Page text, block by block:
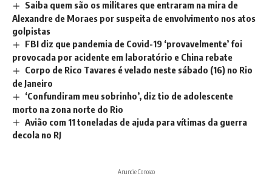
Saiba quem são os militares que entraram na mira de
Alexandre de Moraes por suspeita de envolvimento nos atos
golpistas
FBI diz que pandemia de Covid-19 ‘provavelmente’ foi
provocada por acidente em laboratório e China rebate
Corpo de Rico Tavares é velado neste sábado (16) no Rio
de Janeiro
‘Confundiram meu sobrinho’, diz tio de adolescente
morto na zona norte do Rio
Avião com 11 toneladas de ajuda para vítimas da guerra
decola no RJ
Anuncie Conosco